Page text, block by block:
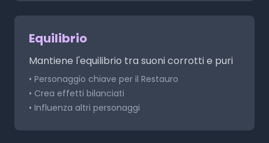
Equilibrio
Mantiene l'equilibrio tra suoni corrotti e puri
• Personaggio chiave per il Restauro
• Crea effetti bilanciati
• Influenza altri personaggi